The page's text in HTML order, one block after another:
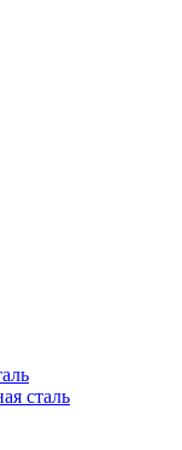
сталь